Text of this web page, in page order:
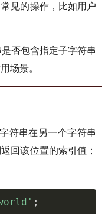
见的操作，比如用户
否包含指定子字符串
场景。
符串在另一个字符串
回该位置的索引值；
;